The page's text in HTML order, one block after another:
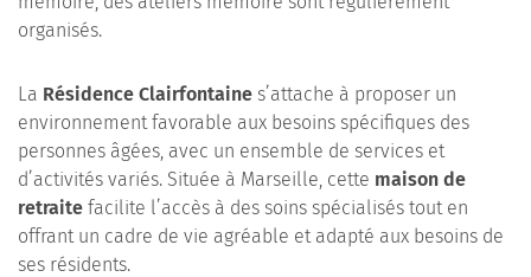
organisés.
La Résidence Clairfontaine s’attache à proposer un
environnement favorable aux besoins spécifiques des
personnes âgées, avec un ensemble de services et
d’activités variés. Située à Marseille, cette maison de
retraite facilite l’accès à des soins spécialisés tout en
offrant un cadre de vie agréable et adapté aux besoins de
ses résidents.